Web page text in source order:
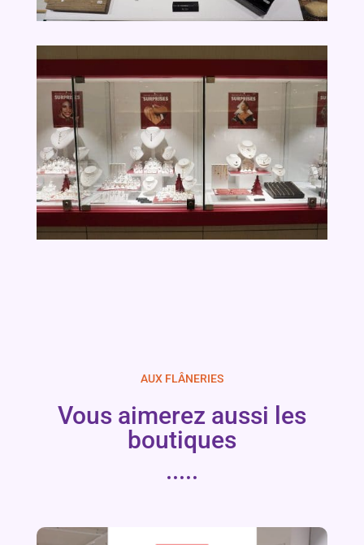
AUX FLÂNERIES
Vous aimerez aussi les
boutiques